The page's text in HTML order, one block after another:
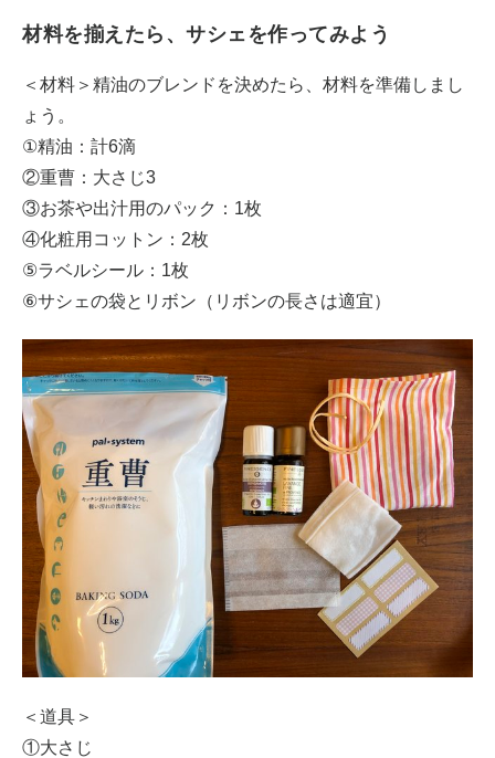
材料を揃えたら、サシェを作ってみよう
＜材料＞精油のブレンドを決めたら、材料を準備しまし
ょう。
①精油：計6滴
②重曹：大さじ3
③お茶や出汁用のパック：1枚
④化粧用コットン：2枚
⑤ラベルシール：1枚
⑥サシェの袋とリボン（リボンの長さは適宜）
＜道具＞
①大さじ